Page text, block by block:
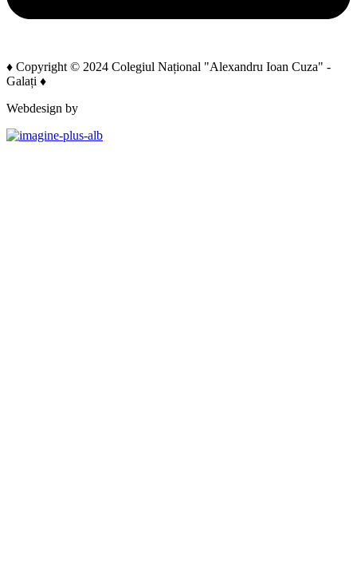
♦ Copyright © 2024 Colegiul Național "Alexandru Ioan Cuza" -
Galați ♦
Webdesign by